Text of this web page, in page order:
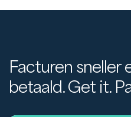
Facturen sneller
betaald. Get it.